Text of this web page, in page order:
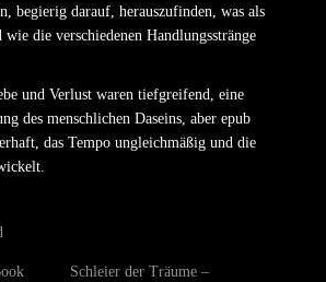
begierig darauf, herauszufinden, was als
wie die verschiedenen Handlungsstränge
und Verlust waren tiefgreifend, eine
des menschlichen Daseins, aber epub
das Tempo ungleichmäßig und die
Schleier der Träume –